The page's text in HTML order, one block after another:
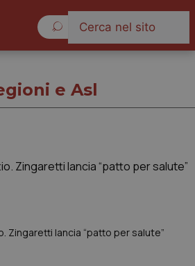
e Asl
Zingaretti lancia “patto per salute”